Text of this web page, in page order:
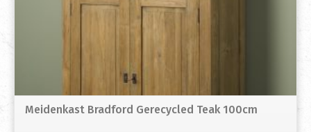
Meidenkast Bradford Gerecycled Teak 100cm